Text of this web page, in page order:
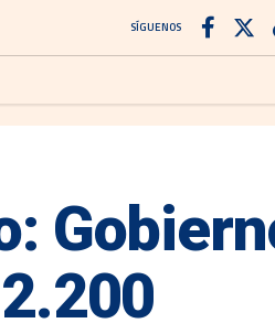
SÍGUENOS